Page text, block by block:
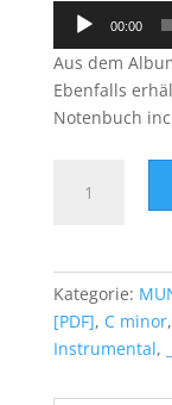
Audio-
Player
00:00
Aus dem
Ebenfalls
Notenbuch
(PDF)
Kategorie:
[PDF], C minor,
Instrumental,